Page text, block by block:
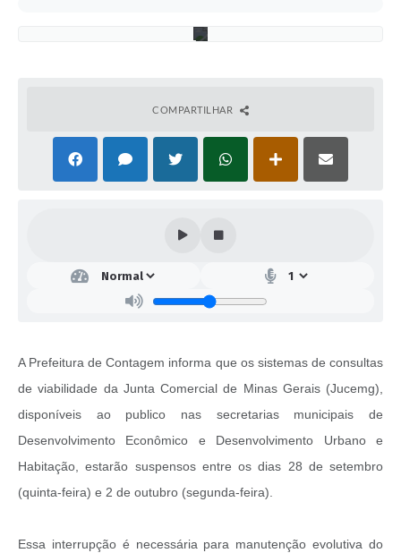
COMPARTILHAR
A Prefeitura de Contagem informa que os sistemas de consultas
de viabilidade da Junta Comercial de Minas Gerais (Jucemg),
disponíveis ao publico nas secretarias municipais de
Desenvolvimento Econômico e Desenvolvimento Urbano e
Habitação, estarão suspensos entre os dias 28 de setembro
(quinta-feira) e 2 de outubro (segunda-feira).
Essa interrupção é necessária para manutenção evolutiva do